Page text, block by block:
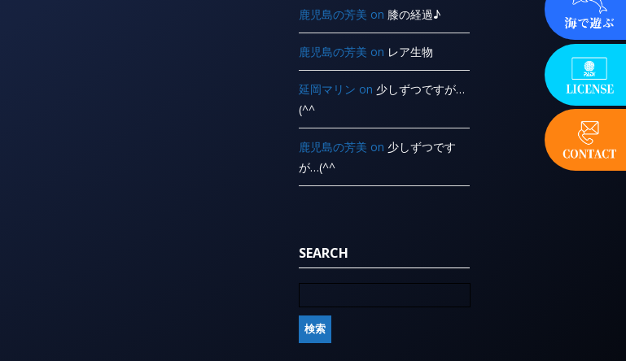
鹿児島の芳美 on 膝の経過♪
鹿児島の芳美 on レア生物
延岡マリン on 少しずつですが…
(^^ ゞ
鹿児島の芳美 on 少しずつです
が…(^^ ゞ
SEARCH